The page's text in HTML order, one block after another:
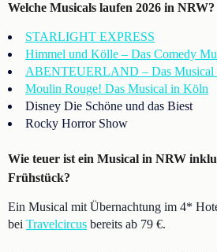
Welche Musicals laufen 2026 in NRW?
STARLIGHT EXPRESS
Himmel und Kölle – Das Comedy
ABENTEUERLAND – Das Musical
Moulin Rouge! Das Musical in Köln
Disney Die Schöne und das Biest
Rocky Horror Show
Wie teuer ist ein Musical in NRW
Frühstück?
Ein Musical mit Übernachtung im 4*
bei Travelcircus bereits ab 79 €.